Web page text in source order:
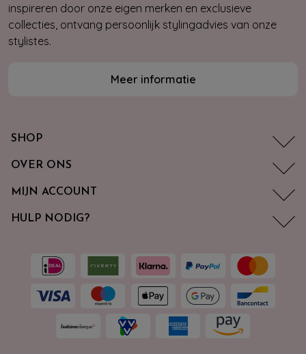
inspireren door onze eigen merken en exclusieve
collecties, ontvang persoonlijk stylingadvies van onze
stylistes.
Meer informatie
SHOP
OVER ONS
MIJN ACCOUNT
HULP NODIG?